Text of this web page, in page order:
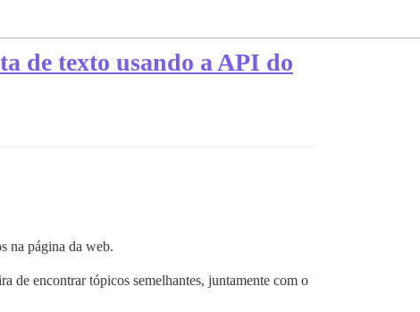
de texto usando a API do
na página da web.
de encontrar tópicos semelhantes, juntamente com o